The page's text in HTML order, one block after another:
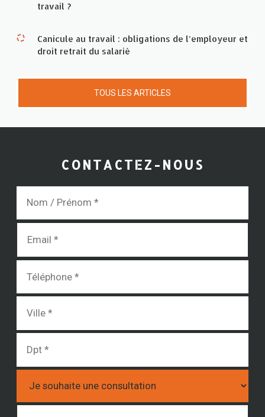
travail ?
Canicule au travail : obligations de l’employeur et
droit retrait du salarié
TOUS LES ARTICLES
CONTACTEZ-NOUS